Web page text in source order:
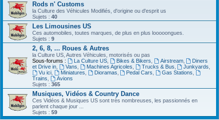
Rods n' Customs
la Culture des Véhicules Modifiés, d'origine ou d'esprit us
Sujets : 40
Les Limousines US
Ces automobiles, toutes marques, de plus en plus looooongues.
Sujets : 9
2, 6, 8, ... Roues & Autres
la Culture US, Autres Véhicules, motorisés ou pas
Sous-forums :
La Culture US, Bikes & Bikers Airstream,
Diners
et Drive in
Vans Machines Agricoles Trucks & Bus Junkyards
Vu ici, Miniatures Dioramas Pedal Cars Gas Stations
Trains
Avions
Sujets : 365
Musiques, Vidéos & Country Dance
Ces Vidéos & Musiques US sont très nombreuses, les passionnés en
parlent chaque jour ...
Sujets : 59